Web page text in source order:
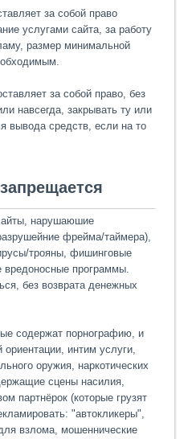
за собой право
услугами сайта, за работу
размер минимальной
за собой право, без
навсегда, закрывать ту или
вывода средств, если на то
нарушаюшие
фрейма/таймера),
трояны, фишинговые
программы.
без возврата денежных
содержат порнографию, и
ориентации, интим услуги,
оружия, наркотических
сцены насилия,
партнёрок (которые грузят
"автокликеры",
взлома, мошеннические